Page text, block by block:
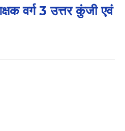
वर्ग 3 उत्तर कुंजी एवं